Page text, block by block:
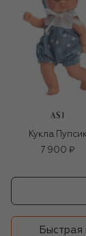
ASI
Кукла Пупсик
7 900 ₽
Быстрая